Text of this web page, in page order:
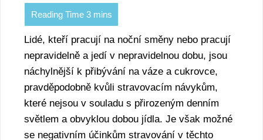
Lidé, kteří pracují na noční směny nebo pracují
nepravidelně a jedí v nepravidelnou dobu, jsou
náchylnější k přibývání na váze a cukrovce,
pravděpodobně kvůli stravovacím návykům,
které nejsou v souladu s přirozeným denním
světlem a obvyklou dobou jídla. Je však možné
se negativním účinkům stravování v těchto